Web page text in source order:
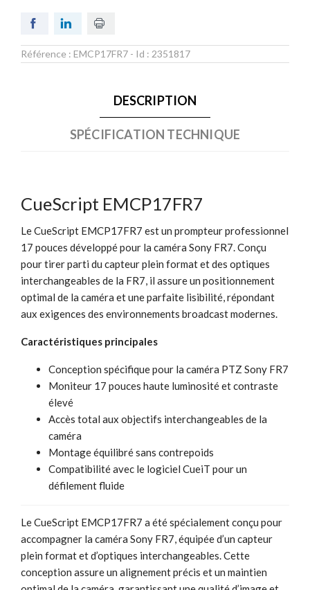
Référence : EMCP17FR7 - Id : 2351817
DESCRIPTION
SPÉCIFICATION TECHNIQUE
CueScript EMCP17FR7
Le CueScript EMCP17FR7 est un prompteur professionnel
17 pouces développé pour la caméra Sony FR7. Conçu
pour tirer parti du capteur plein format et des optiques
interchangeables de la FR7, il assure un positionnement
optimal de la caméra et une parfaite lisibilité, répondant
aux exigences des environnements broadcast modernes.
Caractéristiques principales
Conception spécifique pour la caméra PTZ Sony FR7
Moniteur 17 pouces haute luminosité et contraste
élevé
Accès total aux objectifs interchangeables de la
caméra
Montage équilibré sans contrepoids
Compatibilité avec le logiciel CueiT pour un
défilement fluide
Le CueScript EMCP17FR7 a été spécialement conçu pour
accompagner la caméra Sony FR7, équipée d’un capteur
plein format et d’optiques interchangeables. Cette
conception assure un alignement précis et un maintien